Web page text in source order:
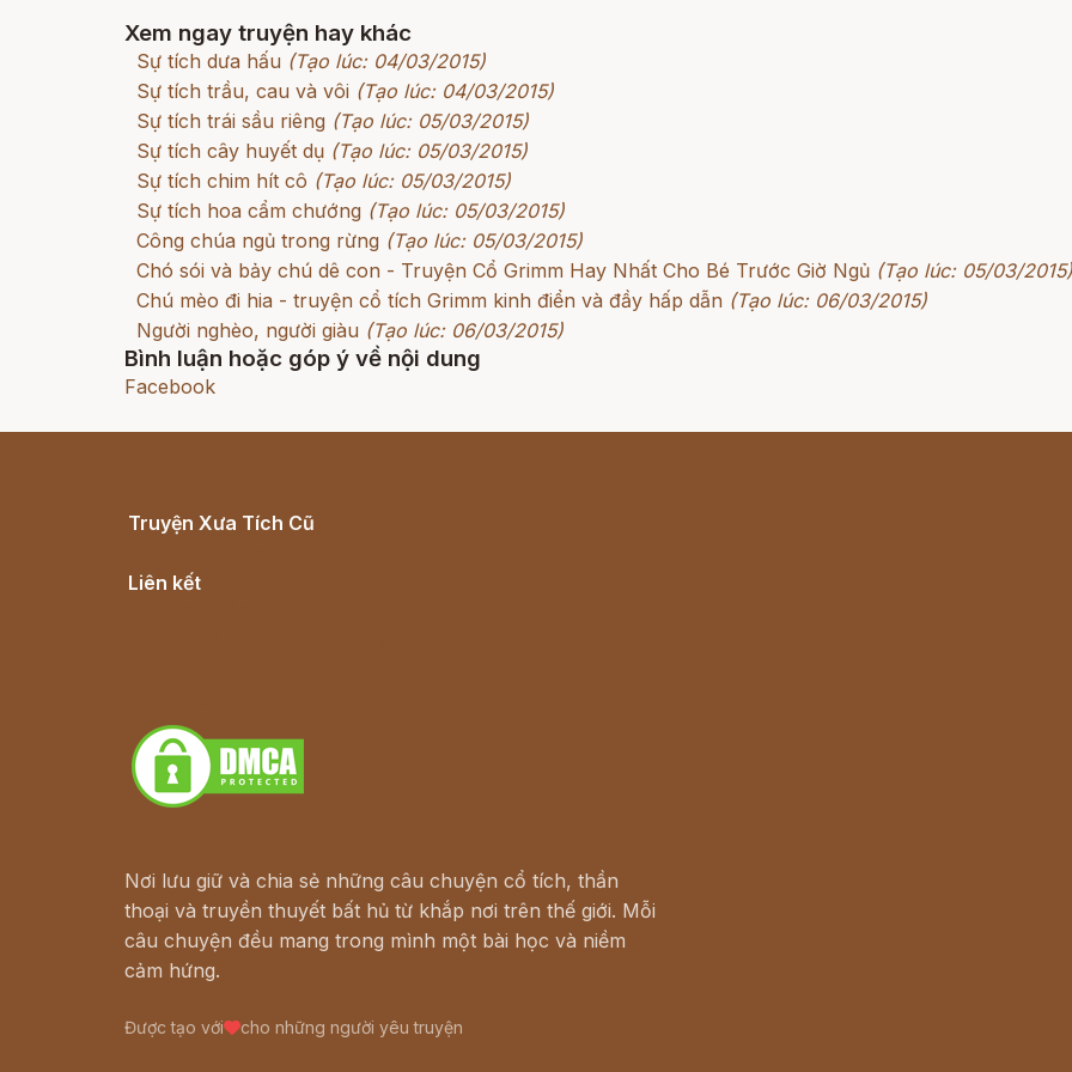
Xem ngay truyện hay khác
Sự tích dưa hấu (Tạo lúc: 04/03/2015)
Sự tích trầu, cau và vôi (Tạo lúc: 04/03/2015)
Sự tích trái sầu riêng (Tạo lúc: 05/03/2015)
Sự tích cây huyết dụ (Tạo lúc: 05/03/2015)
Sự tích chim hít cô (Tạo lúc: 05/03/2015)
Sự tích hoa cẩm chướng (Tạo lúc: 05/03/2015)
Công chúa ngủ trong rừng (Tạo lúc: 05/03/2015)
Chó sói và bảy chú dê con - Truyện Cổ Grimm Hay Nhất Cho Bé Trước Giờ Ngủ (Tạo lúc: 05/03/2015)
Chú mèo đi hia - truyện cổ tích Grimm kinh điển và đầy hấp dẫn (Tạo lúc: 06/03/2015)
Người nghèo, người giàu (Tạo lúc: 06/03/2015)
Bình luận hoặc góp ý về nội dung
Facebook
Truyện Xưa Tích Cũ
Liên kết
Nơi lưu giữ và chia sẻ những câu chuyện cổ tích, thần
thoại và truyền thuyết bất hủ từ khắp nơi trên thế giới. Mỗi
câu chuyện đều mang trong mình một bài học và niềm
cảm hứng.
Được tạo với cho những người yêu truyện